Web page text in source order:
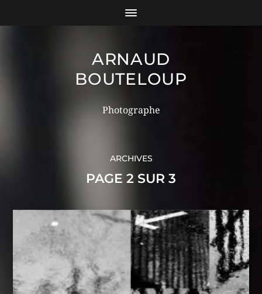
ARNAUD
BOUTELOUP
Photographe
ARCHIVES
PAGE 2 SUR 3